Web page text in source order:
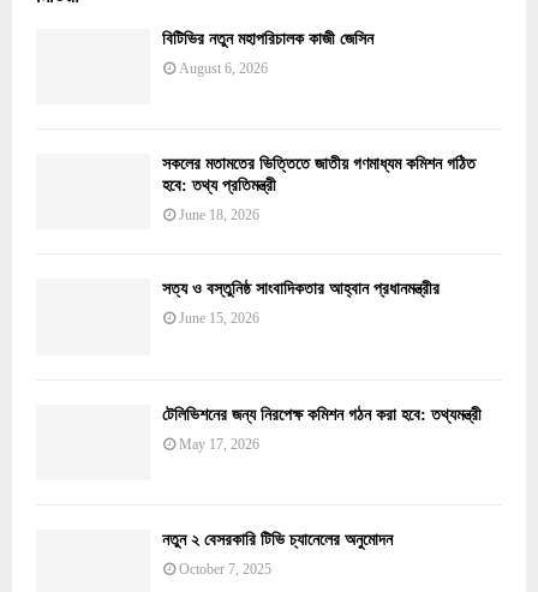
বিটিভির নতুন মহাপরিচালক কাজী জেসিন
August 6, 2026
সকলের মতামতের ভিত্তিতে জাতীয় গণমাধ্যম কমিশন গঠিত
হবে: তথ্য প্রতিমন্ত্রী
June 18, 2026
সত্য ও বস্তুনিষ্ঠ সাংবাদিকতার আহ্বান প্রধানমন্ত্রীর
June 15, 2026
টেলিভিশনের জন্য নিরপেক্ষ কমিশন গঠন করা হবে: তথ্যমন্ত্রী
May 17, 2026
নতুন ২ বেসরকারি টিভি চ্যানেলের অনুমোদন
October 7, 2025